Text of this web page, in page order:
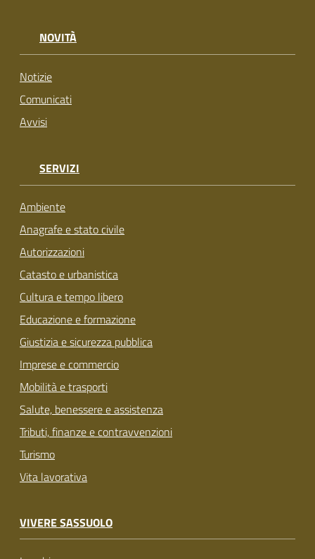
NOVITÀ
Notizie
Comunicati
Avvisi
SERVIZI
Ambiente
Anagrafe e stato civile
Autorizzazioni
Catasto e urbanistica
Cultura e tempo libero
Educazione e formazione
Giustizia e sicurezza pubblica
Imprese e commercio
Mobilità e trasporti
Salute, benessere e assistenza
Tributi, finanze e contravvenzioni
Turismo
Vita lavorativa
VIVERE SASSUOLO